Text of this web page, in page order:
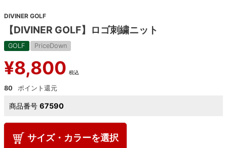
DIVINER GOLF
【DIVINER GOLF】ロゴ刺繍ニット
GOLF PriceDown
¥8,800 税込
80
商品番号 67590
サイズ・カラーを選択